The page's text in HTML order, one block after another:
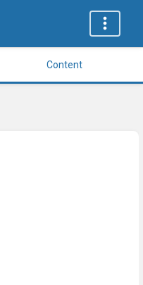
Content